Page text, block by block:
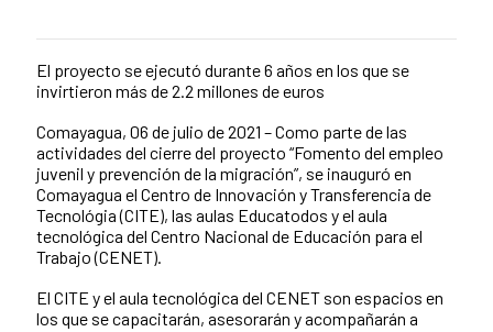
Contenido de la noticia
El proyecto se ejecutó durante 6 años en los que se
invirtieron más de 2.2 millones de euros
Comayagua, 06 de julio de 2021 – Como parte de las
actividades del cierre del proyecto “Fomento del empleo
juvenil y prevención de la migración”, se inauguró en
Comayagua el Centro de Innovación y Transferencia de
Tecnológia (CITE), las aulas Educatodos y el aula
tecnológica del Centro Nacional de Educación para el
Trabajo (CENET).
El CITE y el aula tecnológica del CENET son espacios en
los que se capacitarán, asesorarán y acompañarán a